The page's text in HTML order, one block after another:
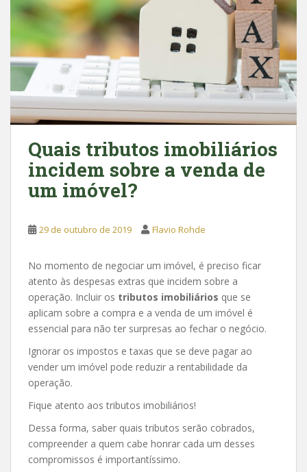
p
Quais tributos imobiliários
incidem sobre a venda de
um imóvel?
29 de outubro de 2019 Flavio Rohde
No momento de negociar um imóvel, é preciso ficar
atento às despesas extras que incidem sobre a
operação. Incluir os tributos imobiliários que se
aplicam sobre a compra e a venda de um imóvel é
essencial para não ter surpresas ao fechar o negócio.
Ignorar os impostos e taxas que se deve pagar ao
vender um imóvel pode reduzir a rentabilidade da
operação.
Fique atento aos tributos imobiliários!
Dessa forma, saber quais tributos serão cobrados,
compreender a quem cabe honrar cada um desses
compromissos é importantíssimo.